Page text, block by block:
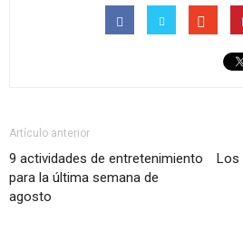
Artículo anterior
9 actividades de entretenimiento
para la última semana de
agosto
Los